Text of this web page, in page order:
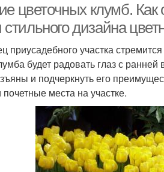
цветочных клумб.
стильного дизайна
приусадебного участка
будет радовать глаз с
и подчеркнуть его
места на участке.